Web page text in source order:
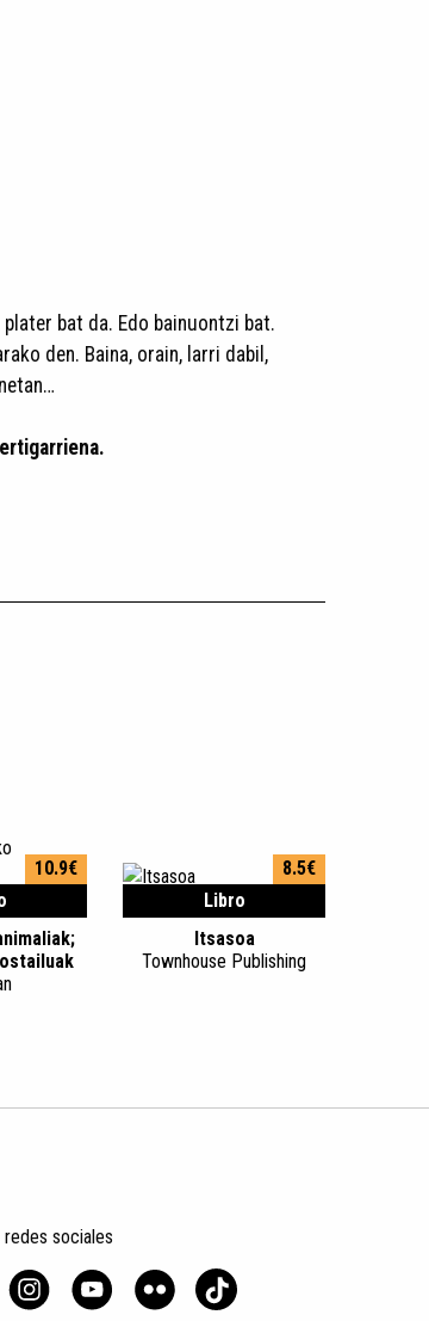
bat da. Edo bainuontzi bat.
den. Baina, orain, larri dabil,
10.9€
Libro
8.5€
Itsasoa
Townhouse Publishing
redes sociales